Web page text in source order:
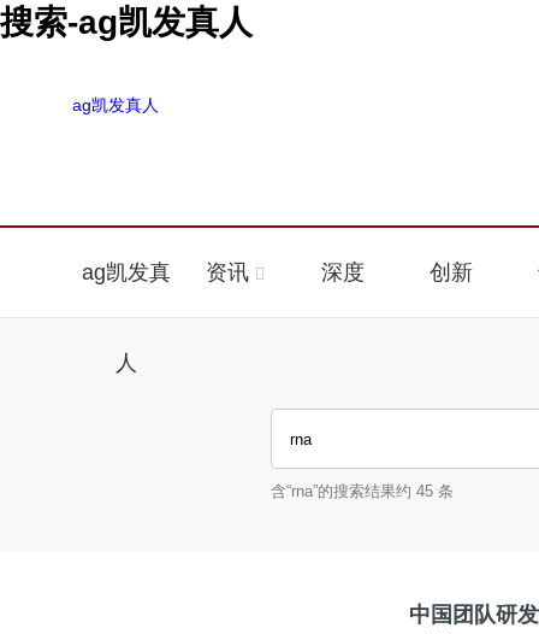
搜索-ag凯发真人
ag凯发真人
ag凯发真
人
资讯 深度 创新
含“rna”的搜索结果约 45 条
中国团队研